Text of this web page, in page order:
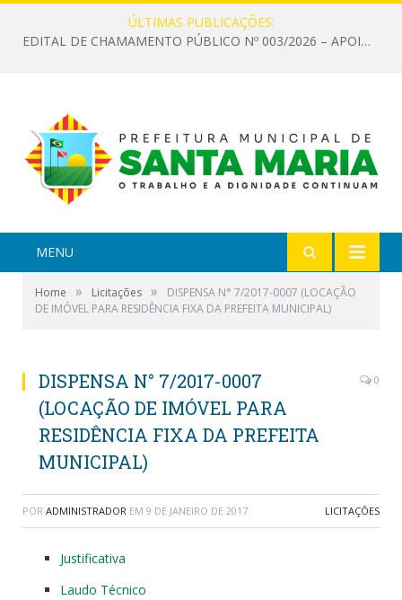
ÚLTIMAS PUBLICAÇÕES:
EDITAL DE CHAMAMENTO PÚBLICO Nº 003/2026 – APOIO À INFRAESTRUTURA CULTURAL
MENU
Home » Licitações »
DISPENSA N° 7/2017-0007 (LOCAÇÃO
DE IMÓVEL PARA RESIDÊNCIA FIXA DA PREFEITA MUNICIPAL)
DISPENSA N° 7/2017-0007
(LOCAÇÃO DE IMÓVEL PARA
RESIDÊNCIA FIXA DA PREFEITA
MUNICIPAL)
0
POR ADMINISTRADOR EM 9 DE JANEIRO DE 2017 LICITAÇÕES
Justificativa
Laudo Técnico